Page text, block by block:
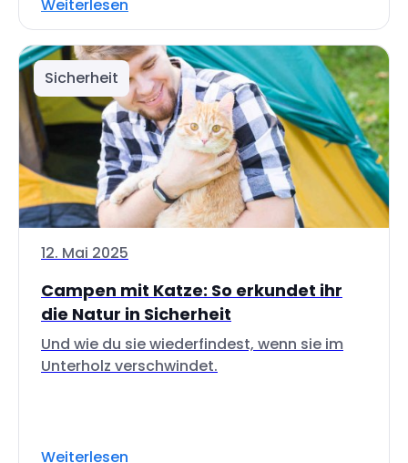
Weiterlesen
Sicherheit
12. Mai 2025
Campen mit Katze: So erkundet ihr
die Natur in Sicherheit
Und wie du sie wiederfindest, wenn sie im
Unterholz verschwindet.
Weiterlesen